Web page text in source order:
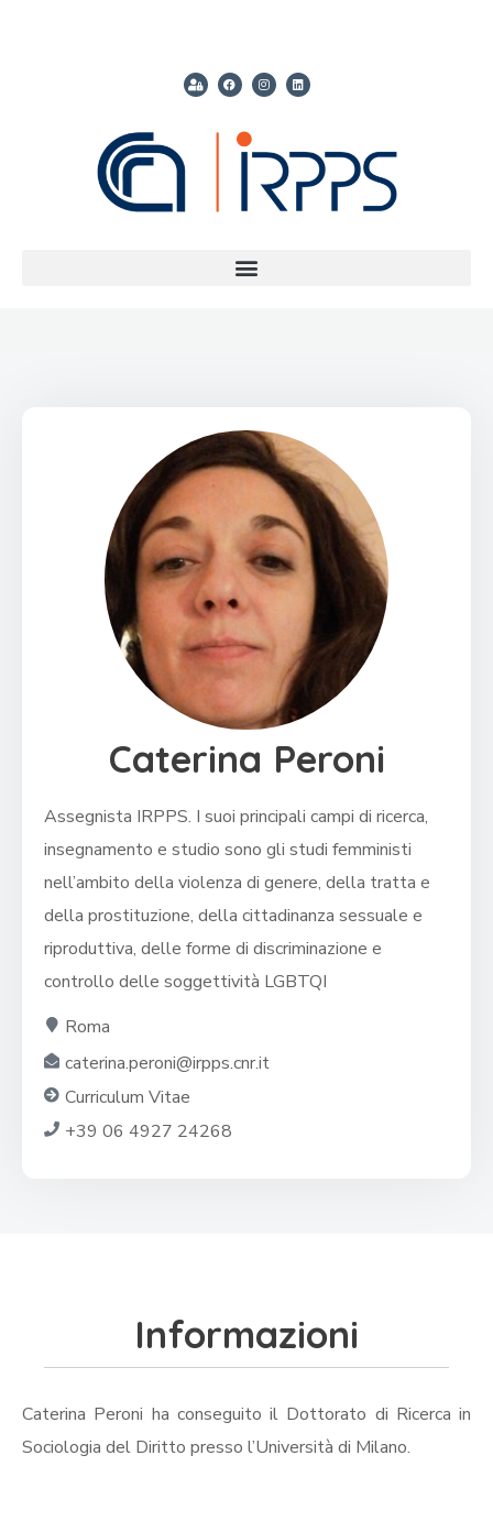
Caterina Peroni
Assegnista IRPPS. I suoi principali campi di ricerca,
insegnamento e studio sono gli studi femministi
nell’ambito della violenza di genere, della tratta e
della prostituzione, della cittadinanza sessuale e
riproduttiva, delle forme di discriminazione e
controllo delle soggettività LGBTQI
Roma
caterina.peroni@irpps.cnr.it
Curriculum Vitae
+39 06 4927 24268
Informazioni
Caterina Peroni ha conseguito il Dottorato di Ricerca in
Sociologia del Diritto presso l’Università di Milano.